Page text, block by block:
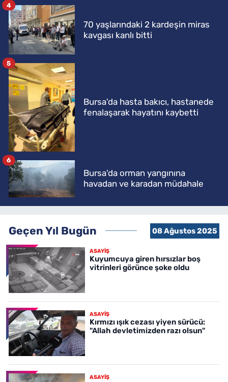
70 yaşlarındaki 2 kardeşin miras
kavgası kanlı bitti
4
Bursa'da hasta bakıcı, hastanede
fenalaşarak hayatını kaybetti
5
Bursa'da orman yangınına
havadan ve karadan müdahale
6
Geçen Yıl Bugün 08 Ağustos 2025
ASAYİŞ
Kuyumcuya giren hırsızlar boş
vitrinleri görünce şoke oldu
ASAYİŞ
Kırmızı ışık cezası yiyen sürücü:
"Allah devletimizden razı olsun"
ASAYİŞ